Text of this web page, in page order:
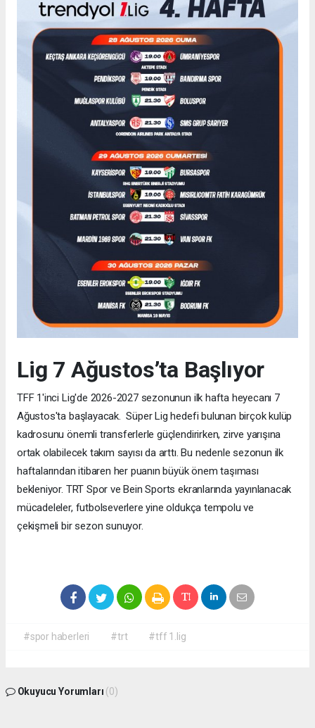
Lig 7 Ağustos’ta Başlıyor
TFF 1'inci Lig'de 2026-2027 sezonunun ilk hafta heyecanı 7
Ağustos'ta başlayacak. Süper Lig hedefi bulunan birçok kulüp
kadrosunu önemli transferlerle güçlendirirken, zirve yarışına
ortak olabilecek takım sayısı da arttı. Bu nedenle sezonun ilk
haftalarından itibaren her puanın büyük önem taşıması
bekleniyor. TRT Spor ve Bein Sports ekranlarında yayınlanacak
mücadeleler, futbolseverlere yine oldukça tempolu ve
çekişmeli bir sezon sunuyor.
#spor haberleri #trt #tff 1.lig
Okuyucu Yorumları (0)